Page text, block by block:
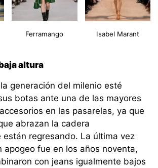
Ferramango Isabel Marant
altura
generación del milenio esté
botas ante una de las mayores
en las pasarelas, ya que
abrazan la cadera
están regresando. La última vez
apogeo fue en los años noventa,
con jeans igualmente bajos